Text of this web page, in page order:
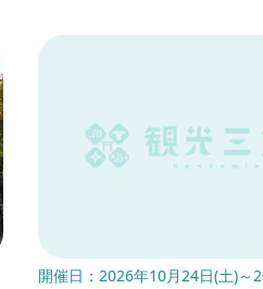
開催日：2026年10月24日(土)～